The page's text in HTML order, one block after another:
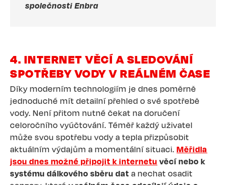
společnosti Enbra
4. INTERNET VĚCÍ A SLEDOVÁNÍ
SPOTŘEBY VODY V REÁLNÉM ČASE
Díky moderním technologiím je dnes poměrně
jednoduché mít detailní přehled o své spotřebě
vody. Není přitom nutné čekat na doručení
celoročního vyúčtování. Téměř každý uživatel
může svou spotřebu vody a tepla přizpůsobit
aktuálním výdajům a momentální situaci. Měřidla
jsou dnes možné připojit k internetu věcí nebo k
systému dálkového sběru dat a nechat osadit